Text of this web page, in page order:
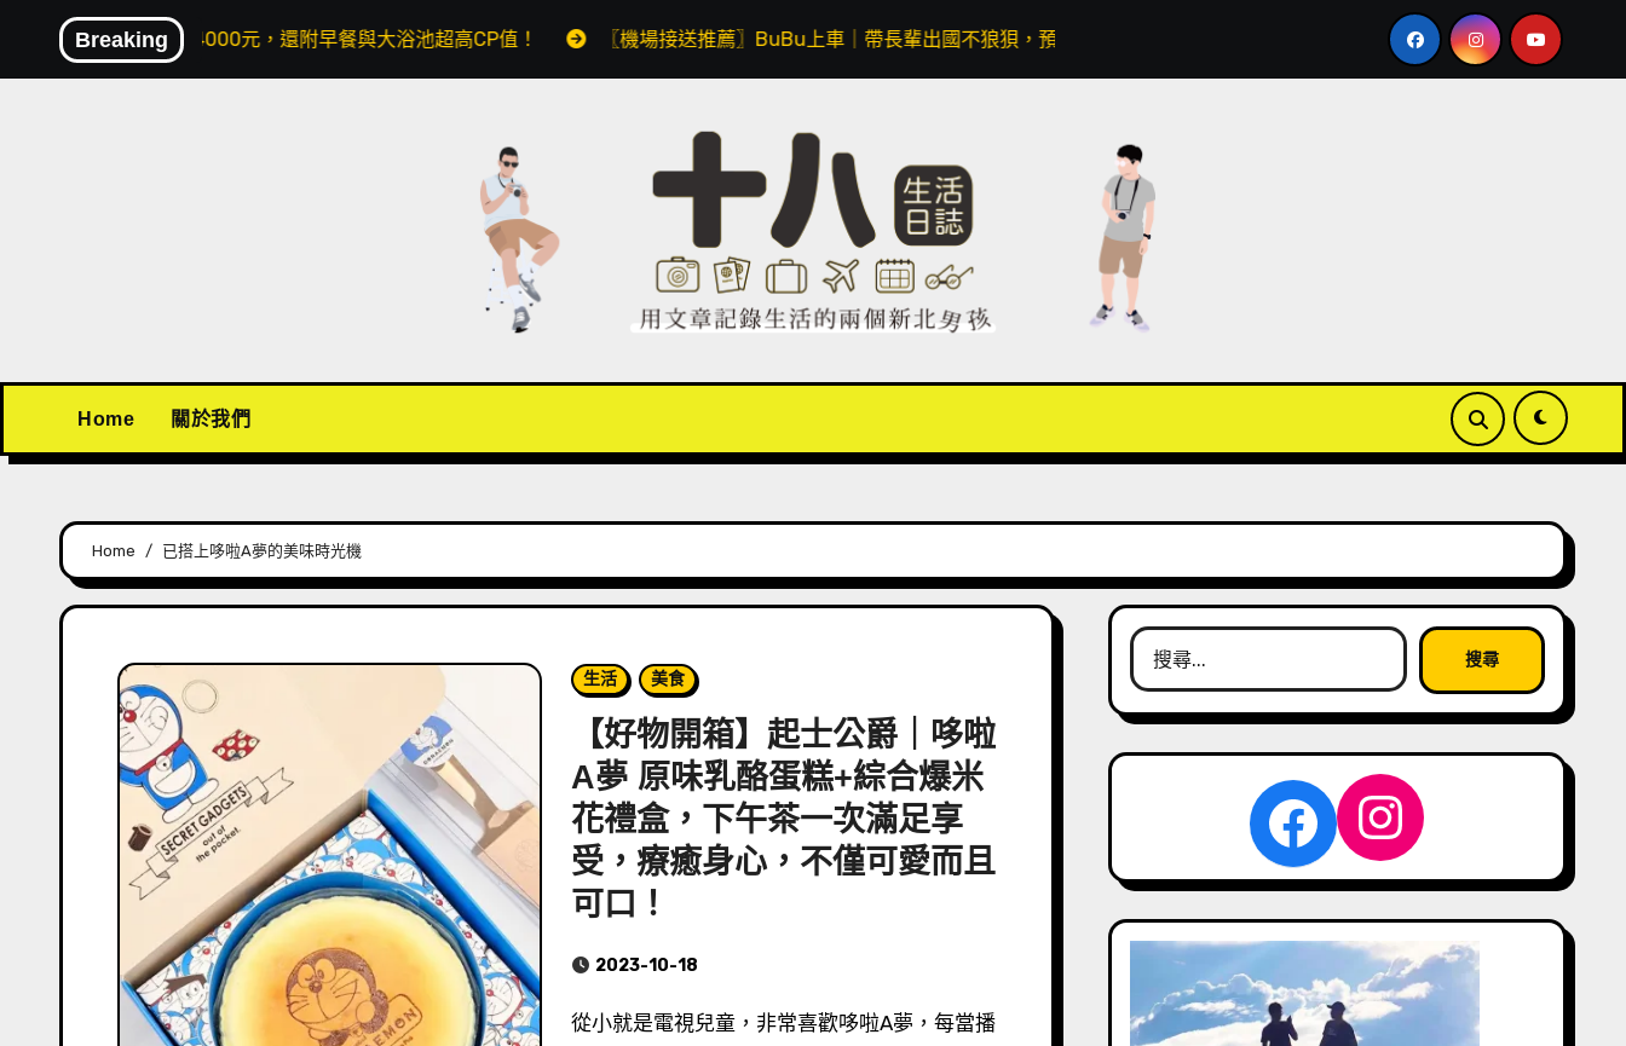
content
Breaking
兩晚不到4000元，還附早餐與大浴池超高CP值！ 〖機場接送推薦〗BuBu上車｜帶長輩出國不狼狽，預約透明價格無隱藏費用，同場加映 Apple Wallet ICOCA 教學 【3C開
Home 關於我們
Home 已搭上哆啦A夢的美味時光機
生活 美食
【好物開箱】起士公爵｜哆啦
A夢 原味乳酪蛋糕+綜合爆米
花禮盒，下午茶一次滿足享
受，療癒身心，不僅可愛而且
可口！
2023-10-18
從小就是電視兒童，非常喜歡哆啦A夢，每當播
搜
尋
關
Facebook